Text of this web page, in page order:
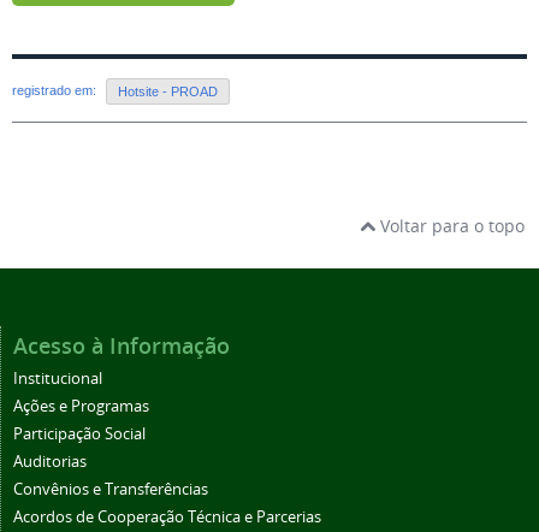
registrado em: Hotsite - PROAD
Voltar para o topo
Acesso à Informação
Institucional
Ações e Programas
Participação Social
Auditorias
Convênios e Transferências
Acordos de Cooperação Técnica e Parcerias